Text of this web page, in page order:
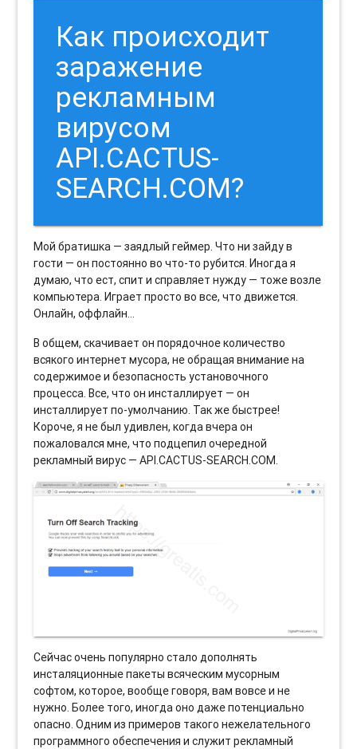
Как происходит
заражение
рекламным
вирусом
API.CACTUS-
SEARCH.COM?
Мой братишка — заядлый геймер. Что ни зайду в
гости — он постоянно во что-то рубится. Иногда я
думаю, что ест, спит и справляет нужду — тоже возле
компьютера. Играет просто во все, что движется.
Онлайн, оффлайн…
В общем, скачивает он порядочное количество
всякого интернет мусора, не обращая внимание на
содержимое и безопасность установочного
процесса. Все, что он инсталлирует — он
инсталлирует по-умолчанию. Так же быстрее!
Короче, я не был удивлен, когда вчера он
пожаловался мне, что подцепил очередной
рекламный вирус — API.CACTUS-SEARCH.COM.
Сейчас очень популярно стало дополнять
инсталяционные пакеты всяческим мусорным
софтом, которое, вообще говоря, вам вовсе и не
нужно. Более того, иногда оно даже потенциально
опасно. Одним из примеров такого нежелательного
программного обеспечения и служит рекламный